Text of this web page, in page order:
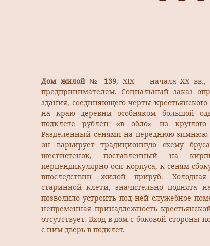
Дом жилой № 139, XIX — начала XX вв.,
предпринимателем. Социальный заказ
здания, соединяющего черты
на краю деревни особняком большой
подклете рублен «в обло» из
Разделенный сенями на переднюю
он варьирует традиционную схему
шестистенок, поставленный на
перпендикулярно оси корпуса, к сеням
впоследствии жилой прируб.
старинной клети, значительно поднята
позволило устроить под ней служебное
непременная принадлежность
отсутствует. Вход в дом с боковой стороны
с ним дверь в подклет.